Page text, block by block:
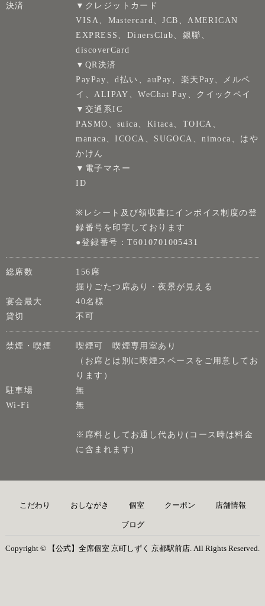
決済
▼クレジットカード
VISA、Mastercard、JCB、AMERICAN
EXPRESS、DinersClub、銀聯、
discoverCard
▼QR決済
PayPay、d払い、auPay、楽天Pay、メルペ
イ、ALIPAY、WeChat Pay、クイックペイ
▼交通系IC
PASMO、suica、Kitaca、TOICA、
manaca、ICOCA、SUGOCA、nimoca、はや
かけん
▼電子マネー
ID
※レシート及び領収書にインボイス制度の登
録番号を印字しております
●登録番号：T6010701005431
総席数
156席
掘りごたつ席あり・夜景が見える
宴会最大
40名様
貸切
不可
禁煙・喫煙
喫煙可 喫煙専用室あり
（お席とは別に喫煙スペースをご用意してお
ります）
駐車場
無
Wi-Fi
無
※席料としてお通し代あり(コース時は料金
に含まれます)
こだわり おしながき 個室 クーポン 店舗情報
ブログ
Copyright © 【公式】全席個室 京町しずく 京都駅前店. All Rights Reserved.